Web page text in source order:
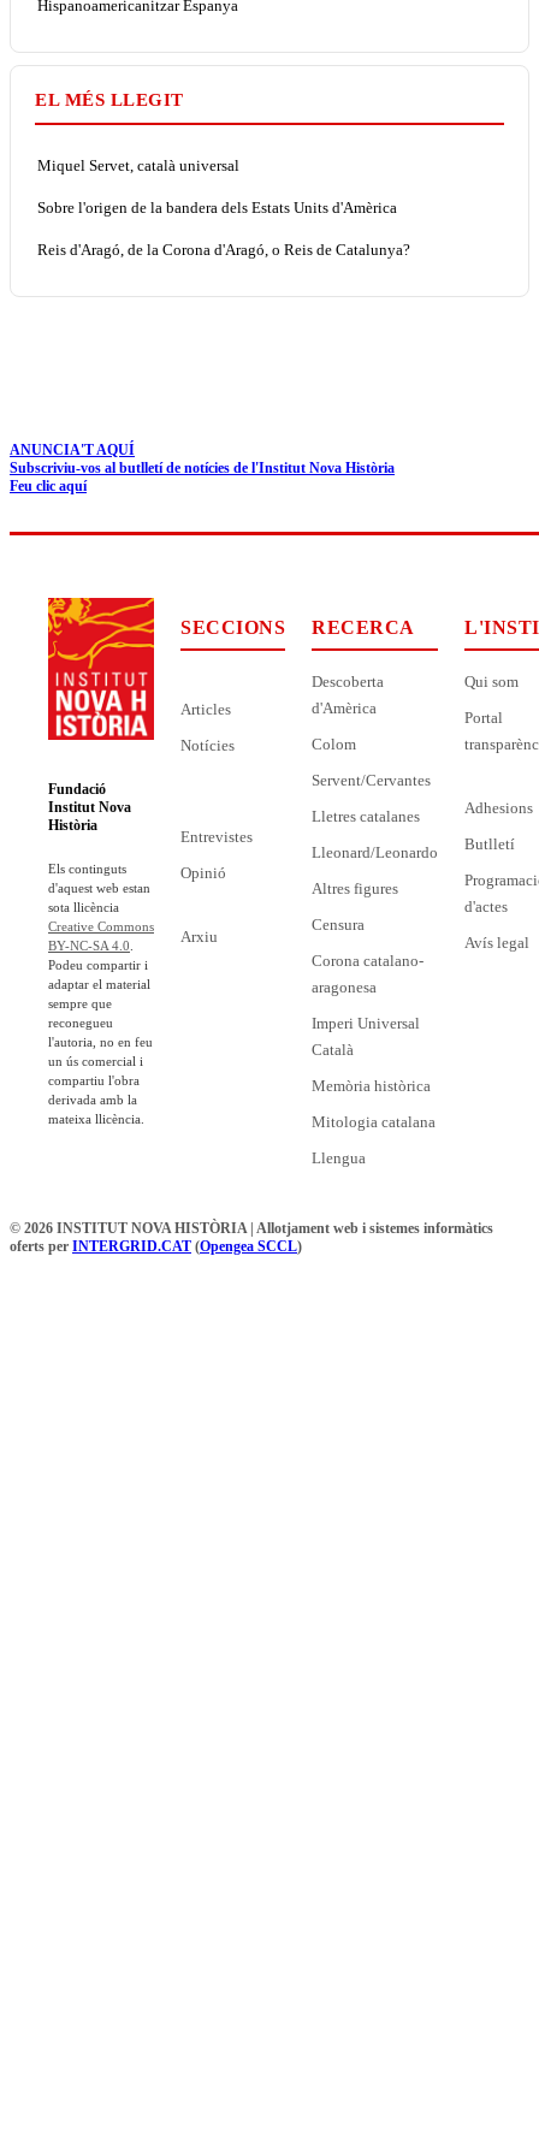
Hispanoamericanitzar Espanya
EL MÉS LLEGIT
Miquel Servet, català universal
Sobre l'origen de la bandera dels Estats Units d'Amèrica
Reis d'Aragó, de la Corona d'Aragó, o Reis de Catalunya?
ANUNCIA'T AQUÍ
Subscriviu-vos al butlletí de notícies de l'Institut Nova Història
Feu clic aquí
Fundació
Institut Nova
Història
Els continguts
d'aquest web estan
sota llicència
Creative Commons
BY-NC-SA 4.0
Podeu compartir i
adaptar el material
sempre que
reconegueu
l'autoria, no en feu
un ús comercial i
compartiu l'obra
derivada amb la
mateixa llicència.
SECCIONS
Articles
Notícies
Entrevistes
Opinió
Arxiu
RECERCA
Descoberta
d'Amèrica
Colom
Servent/Cervantes
Lletres catalanes
Lleonard/Leonardo
Altres figures
Censura
Corona catalano-
aragonesa
Imperi Universal
Català
Memòria històrica
Mitologia catalana
Llengua
Qui som
Portal
Adhesions
Butlletí
d'actes
Avís legal
© 2026 INSTITUT NOVA HISTÒRIA | Allotjament web i sistemes informàtics
oferts per INTERGRID.CAT (Opengea SCCL)